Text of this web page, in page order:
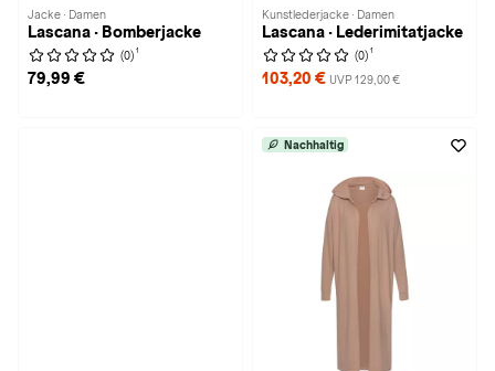
Jacke · Damen
Lascana · Bomberjacke
(0) 1
79,99 €
Kunstlederjacke · Damen
Lascana · Lederimitatjacke
(0) 1
103,20 € UVP 129,00 €
Nachhaltig